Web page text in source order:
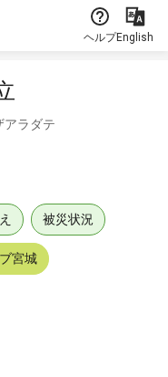
ヘルプEnglish
ラダテ
被災状況
宮城